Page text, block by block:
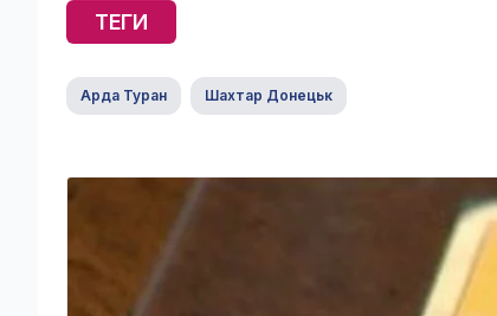
ТЕГИ
Арда Туран Шахтар Донецьк